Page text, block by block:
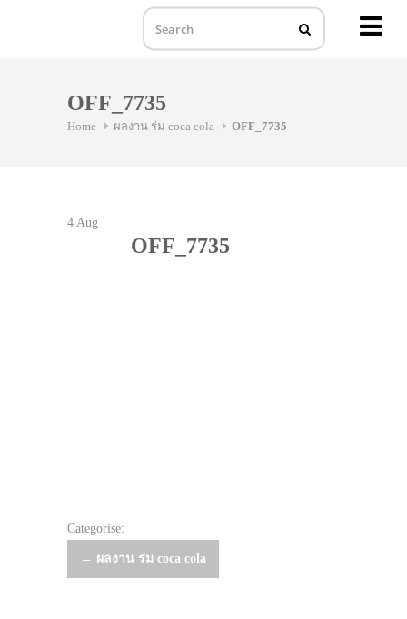
OFF_7735
Home ผลงาน ร่ม coca cola OFF_7735
4 Aug
OFF_7735
Categorise:
Post
← ผลงาน ร่ม coca cola